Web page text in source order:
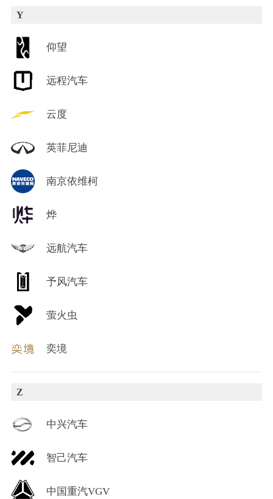
Y
仰望
远程汽车
云度
英菲尼迪
南京依维柯
烨
远航汽车
予风汽车
萤火虫
奕境
Z
中兴汽车
智己汽车
中国重汽VGV